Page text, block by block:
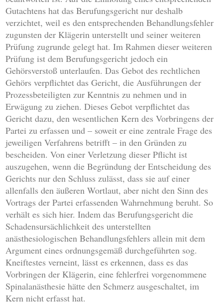
Gutachtens hat das Berufungsgericht nur deshalb
verzichtet, weil es den entsprechenden Behandlungsfehler
zugunsten der Klägerin unterstellt und seiner weiteren
Prüfung zugrunde gelegt hat. Im Rahmen dieser weiteren
Prüfung ist dem Berufungsgericht jedoch ein
Gehörsverstoß unterlaufen. Das Gebot des rechtlichen
Gehörs verpflichtet das Gericht, die Ausführungen der
Prozessbeteiligten zur Kenntnis zu nehmen und in
Erwägung zu ziehen. Dieses Gebot verpflichtet das
Gericht dazu, den wesentlichen Kern des Vorbringens der
Partei zu erfassen und – soweit er eine zentrale Frage des
jeweiligen Verfahrens betrifft – in den Gründen zu
bescheiden. Von einer Verletzung dieser Pflicht ist
auszugehen, wenn die Begründung der Entscheidung des
Gerichts nur den Schluss zulässt, dass sie auf einer
allenfalls den äußeren Wortlaut, aber nicht den Sinn des
Vortrags der Partei erfassenden Wahrnehmung beruht. So
verhält es sich hier. Indem das Berufungsgericht die
Schadensursächlichkeit des unterstellten
anästhesiologischen Behandlungsfehlers allein mit dem
Argument eines ordnungsgemäß durchgeführten sog.
Kneiftestes verneint, lässt es erkennen, dass es das
Vorbringen der Klägerin, eine fehlerfrei vorgenommene
Spinalanästhesie hätte den Schmerz ausgeschaltet, im
Kern nicht erfasst hat.